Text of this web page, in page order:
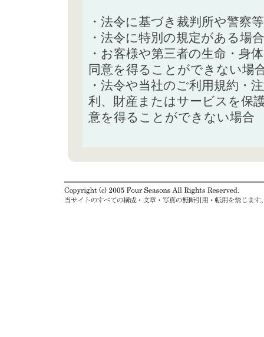
・法令に基づき裁判所や警察
・法令に特別の規定がある場合
・お客様や第三者の生命・身
同意を得ることができない場
・法令や当社のご利用規約・
利、財産またはサービスを保
意を得ることができない場合